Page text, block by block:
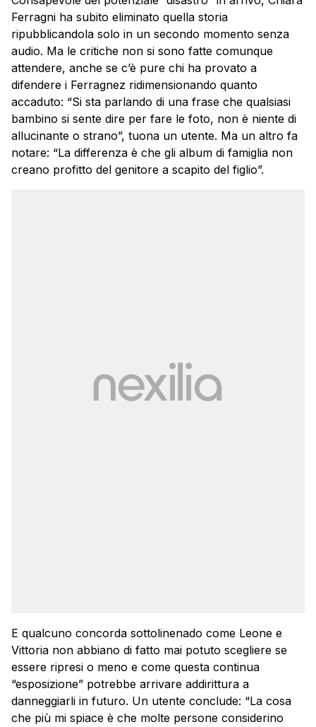
Ferragni ha subito eliminato quella storia
ripubblicandola solo in un secondo momento senza
audio. Ma le critiche non si sono fatte comunque
attendere, anche se c’è pure chi ha provato a
difendere i Ferragnez ridimensionando quanto
accaduto: “Si sta parlando di una frase che qualsiasi
bambino si sente dire per fare le foto, non è niente di
allucinante o strano”, tuona un utente. Ma un altro fa
notare: “La differenza è che gli album di famiglia non
creano profitto del genitore a scapito del figlio”.
E qualcuno concorda sottolinenado come Leone e
Vittoria non abbiano di fatto mai potuto scegliere se
essere ripresi o meno e come questa continua
“esposizione” potrebbe arrivare addirittura a
danneggiarli in futuro. Un utente conclude: “La cosa
che più mi spiace è che molte persone considerino